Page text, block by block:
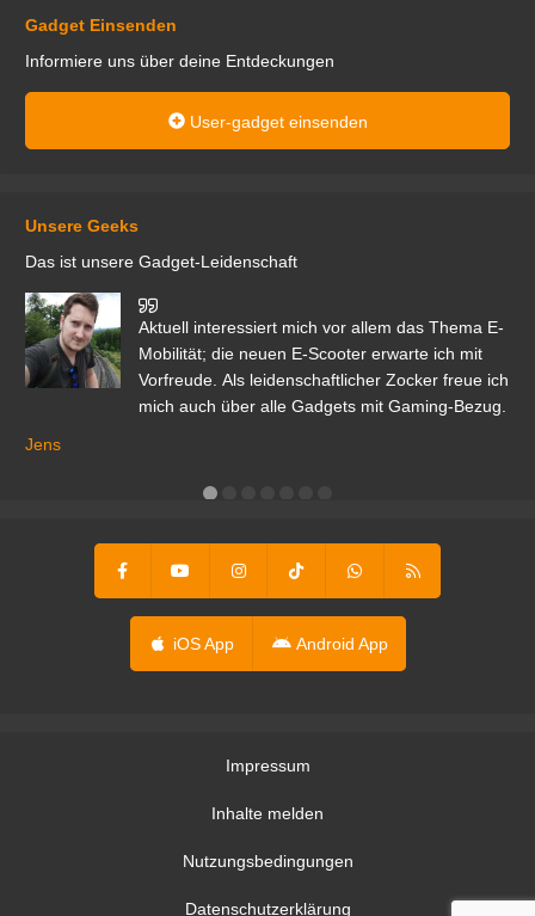
Gadget Einsenden
Informiere uns über deine Entdeckungen
User-gadget einsenden
Unsere Geeks
Das ist unsere Gadget-Leidenschaft
Aktuell interessiert mich vor allem das Thema E-
Mobilität; die neuen E-Scooter erwarte ich mit
Vorfreude. Als leidenschaftlicher Zocker freue ich
mich auch über alle Gadgets mit Gaming-Bezug.
Jens
iOS App Android App
Impressum
Inhalte melden
Nutzungsbedingungen
Datenschutzerklärung